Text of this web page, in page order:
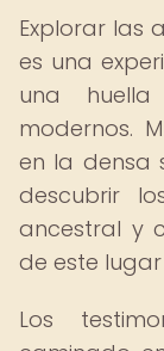
Explorar las
es una
una
modernos.
en la densa
descubrir
ancestral y
de este
Los